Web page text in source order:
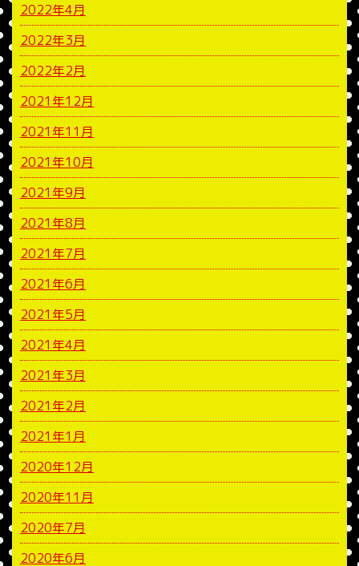
2022年4月
2022年3月
2022年2月
2021年12月
2021年11月
2021年10月
2021年9月
2021年8月
2021年7月
2021年6月
2021年5月
2021年4月
2021年3月
2021年2月
2021年1月
2020年12月
2020年11月
2020年7月
2020年6月